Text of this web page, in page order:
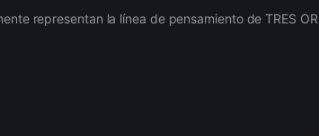
representan la línea de pensamiento de